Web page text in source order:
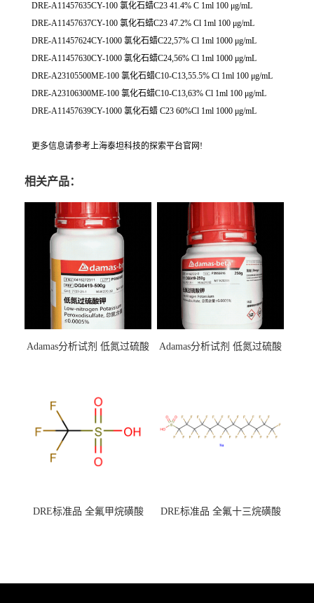
DRE-A11457635CY-100 氯化石蜡C23 41.4% C 1ml 100 μg/mL
DRE-A11457637CY-100 氯化石蜡C23 47.2% Cl 1ml 100 μg/mL
DRE-A11457624CY-1000 氯化石蜡C22,57% Cl 1ml 1000 μg/mL
DRE-A11457630CY-1000 氯化石蜡C24,56% Cl 1ml 1000 μg/mL
DRE-A23105500ME-100 氯化石蜡C10-C13,55.5% Cl 1ml 100 μg/mL
DRE-A23106300ME-100 氯化石蜡C10-C13,63% Cl 1ml 100 μg/mL
DRE-A11457639CY-1000 氯化石蜡 C23 60%Cl 1ml 1000 μg/mL
更多信息请参考上海泰坦科技的探索平台官网!
相关产品：
Adamas分析试剂 低氮过硫酸
（泰坦现货供应）
Adamas分析试剂 低氮过硫酸
DRE标准品 全氟甲烷磺酸
DRE标准品 全氟十三烷磺酸